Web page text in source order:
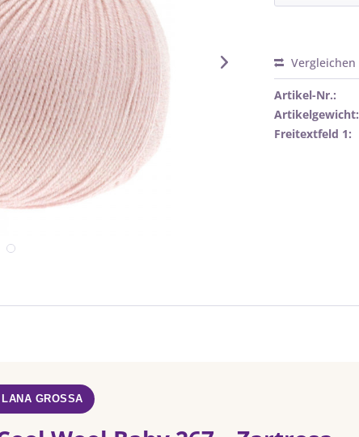
Vergleichen
Artikel-Nr.:
Artikelgewicht:
Freitextfeld 1:
GROSSA